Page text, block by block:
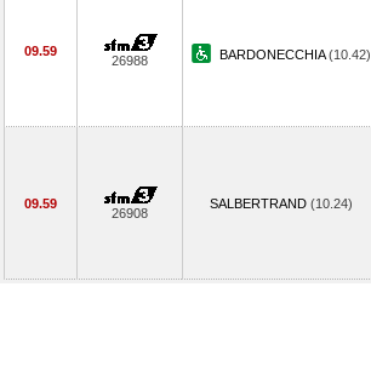
09.59
26988 BARDONECCHIA(10.42)
09.59
26908
SALBERTRAND (10.24)